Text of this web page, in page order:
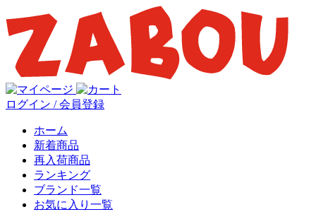
ログイン / 会員登録
ホーム
新着商品
再入荷商品
ランキング
ブランド一覧
お気に入り一覧